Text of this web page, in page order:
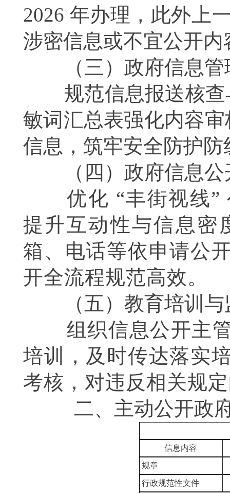
2026 年办理，此外上
涉密信息或不宜公开
（三）政府信息管
规范信息报送核查
敏词汇总表强化内容
信息，筑牢安全防护防
（四）政府信息公
优化 “丰街视线”
提升互动性与信息密
箱、电话等依申请公
开全流程规范高效。
（五）教育培训与
组织信息公开主管
培训，及时传达落实
考核，对违反相关规
二、主动公开政府
信息内容
规章
行政规范性文件